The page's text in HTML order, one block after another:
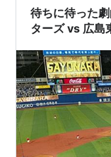
待ちに待った
ターズ vs 広島